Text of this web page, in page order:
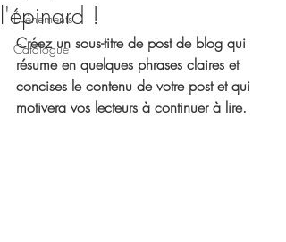
Événements
Catalogue
l'épinard !
Créez un sous-titre de post de blog qui
résume en quelques phrases claires et
concises le contenu de votre post et qui
motivera vos lecteurs à continuer à lire.